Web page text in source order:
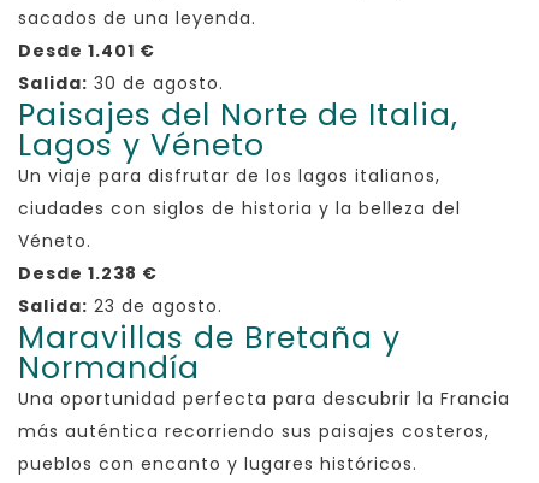
sacados de una leyenda.
Desde 1.401 €
Salida: 30 de agosto.
Paisajes del Norte de Italia,
Lagos y Véneto
Un viaje para disfrutar de los lagos italianos,
ciudades con siglos de historia y la belleza del
Véneto.
Desde 1.238 €
Salida: 23 de agosto.
Maravillas de Bretaña y
Normandía
Una oportunidad perfecta para descubrir la Francia
más auténtica recorriendo sus paisajes costeros,
pueblos con encanto y lugares históricos.